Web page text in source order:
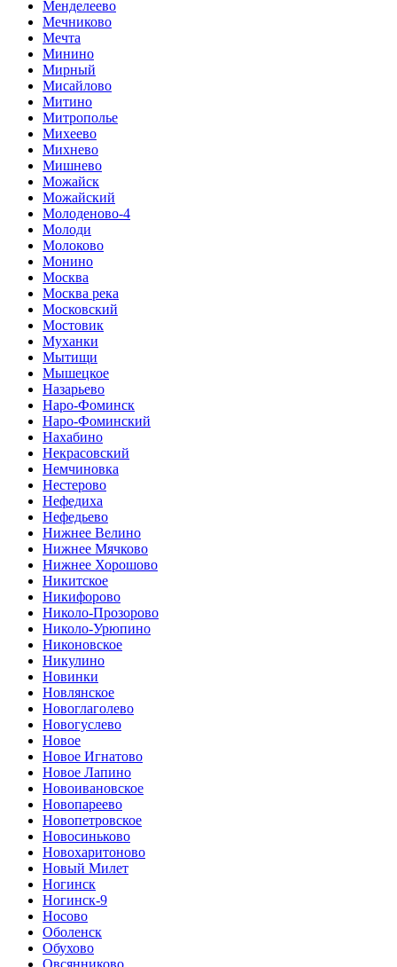
Менделеево
Мечниково
Мечта
Минино
Мирный
Мисайлово
Митино
Митрополье
Михеево
Михнево
Мишнево
Можайск
Можайский
Молоденово-4
Молоди
Молоково
Монино
Москва
Москва река
Московский
Мостовик
Муханки
Мытищи
Мышецкое
Назарьево
Наро-Фоминск
Наро-Фоминский
Нахабино
Некрасовский
Немчиновка
Нестерово
Нефедиха
Нефедьево
Нижнее Велино
Нижнее Мячково
Нижнее Хорошово
Никитское
Никифорово
Николо-Прозорово
Николо-Урюпино
Никоновское
Никулино
Новинки
Новлянское
Новоглаголево
Новогуслево
Новое
Новое Игнатово
Новое Лапино
Новоивановское
Новопареево
Новопетровское
Новосиньково
Новохаритоново
Новый Милет
Ногинск
Ногинск-9
Носово
Оболенск
Обухово